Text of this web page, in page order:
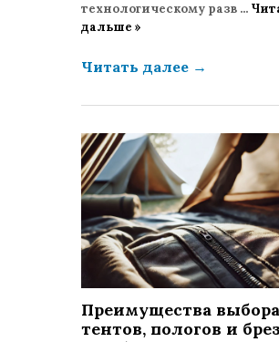
технологическому разв ...
дальше »
Читать далее →
Преимущества выбора
тентов, пологов и